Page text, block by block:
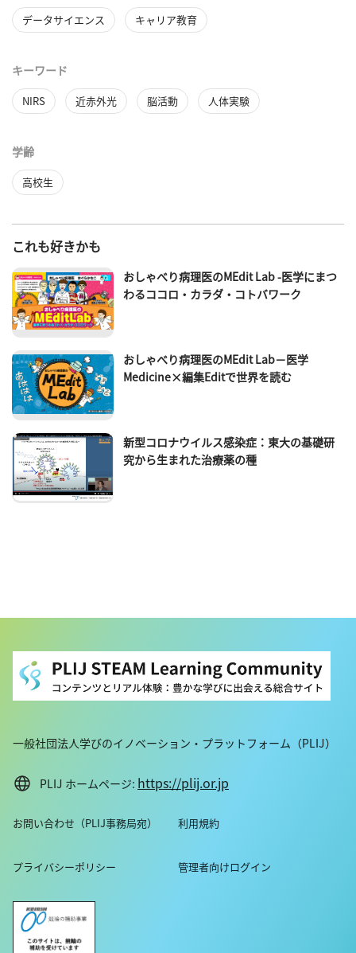
データサイエンス キャリア教育
キーワード
NIRS 近赤外光 脳活動 人体実験
学齢
高校生
これも好きかも
おしゃべり病理医のMEdit Lab -医学にまつ
わるココロ・カラダ・コトバワーク
おしゃべり病理医のMEdit Lab－医学
Medicine×編集Editで世界を読む
新型コロナウイルス感染症：東大の基礎研
究から生まれた治療薬の種
一般社団法人学びのイノベーション・プラットフォーム（PLIJ）
PLIJ ホームページ: https://plij.or.jp
お問い合わせ（PLIJ事務局宛） 利用規約
プライバシーポリシー 管理者向けログイン